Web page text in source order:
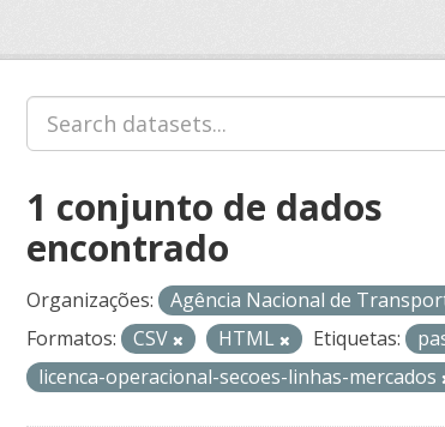
1 conjunto de dados
encontrado
Organizações: Agência Nacional de
Formatos:
CSV HTML Etiquetas:
licenca-operacional-secoes-linhas-mercados